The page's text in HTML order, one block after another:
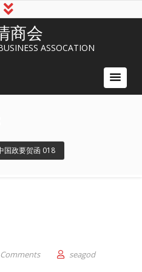
商会
ASSOCATION
国政要贺函 018
seagod